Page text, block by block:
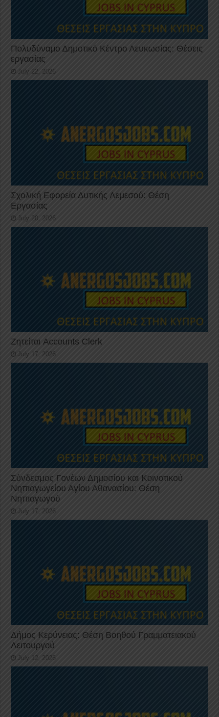
Πολυδύναμο Δημοτικό Κέντρο Λευκωσίας: Θέσεις
εργασίας
July 22, 2026
Σχολική Εφορεία Δυτικής Λεμεσού: Θέση
Εργασίας
July 20, 2026
Ζητείται Accounts Clerk
July 17, 2026
Σύνδεσμος Γονέων Δημοσίου και Κοινοτικού
Νηπιαγωγείου Αγίου Αθανασίου: Θέση
Νηπιαγωγού
July 17, 2026
Δήμος Κερύνειας: Θέση Βοηθού Γραμματειακού
Λειτουργού
July 12, 2026